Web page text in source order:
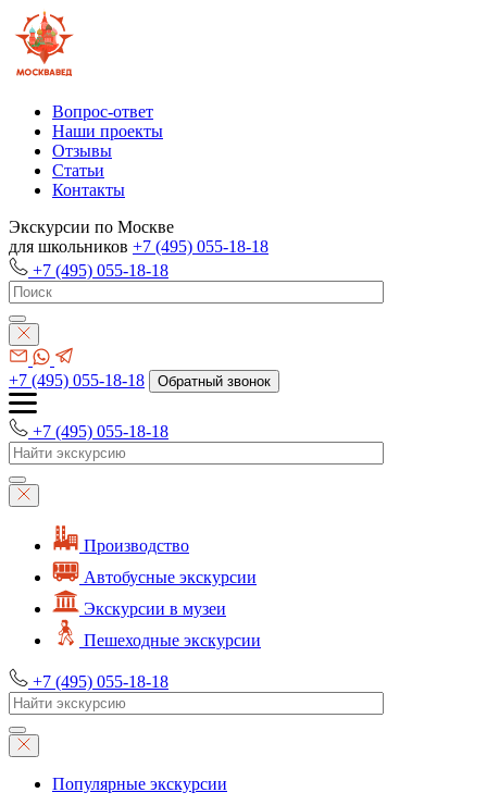
Вопрос-ответ
Наши проекты
Отзывы
Статьи
Контакты
Экскурсии по Москве
для школьников +7 (495) 055-18-18
+7 (495) 055-18-18
+7 (495) 055-18-18 Обратный звонок
+7 (495) 055-18-18
Производство
Автобусные экскурсии
Экскурсии в музеи
Пешеходные экскурсии
+7 (495) 055-18-18
Популярные экскурсии